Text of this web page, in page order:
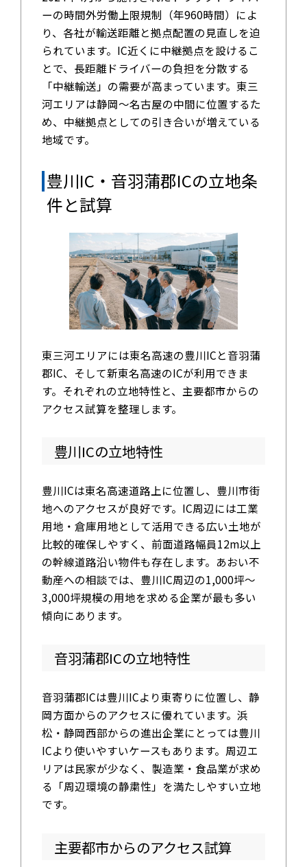
ーの時間外労働上限規制（年960時間）によ
り、各社が輸送距離と拠点配置の見直しを迫
られています。IC近くに中継拠点を設けるこ
とで、長距離ドライバーの負担を分散する
「中継輸送」の需要が高まっています。東三
河エリアは静岡〜名古屋の中間に位置するた
め、中継拠点としての引き合いが増えている
地域です。
豊川IC・音羽蒲郡ICの立地条
件と試算
東三河エリアには東名高速の豊川ICと音羽蒲
郡IC、そして新東名高速のICが利用できま
す。それぞれの立地特性と、主要都市からの
アクセス試算を整理します。
豊川ICの立地特性
豊川ICは東名高速道路上に位置し、豊川市街
地へのアクセスが良好です。IC周辺には工業
用地・倉庫用地として活用できる広い土地が
比較的確保しやすく、前面道路幅員12m以上
の幹線道路沿い物件も存在します。あおい不
動産への相談では、豊川IC周辺の1,000坪〜
3,000坪規模の用地を求める企業が最も多い
傾向にあります。
音羽蒲郡ICの立地特性
音羽蒲郡ICは豊川ICより東寄りに位置し、静
岡方面からのアクセスに優れています。浜
松・静岡西部からの進出企業にとっては豊川
ICより使いやすいケースもあります。周辺エ
リアは民家が少なく、製造業・食品業が求め
る「周辺環境の静粛性」を満たしやすい立地
です。
主要都市からのアクセス試算